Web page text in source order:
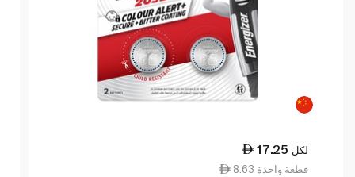
17.25 لكل
8.63 قطعة واحدة